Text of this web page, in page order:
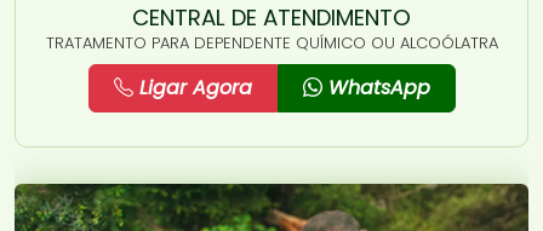
CENTRAL DE ATENDIMENTO
TRATAMENTO PARA DEPENDENTE QUÍMICO OU ALCOÓLATRA
Ligar Agora WhatsApp